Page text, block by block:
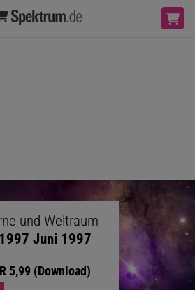
und Weltraum
Juni 1997
5,99 (Download)